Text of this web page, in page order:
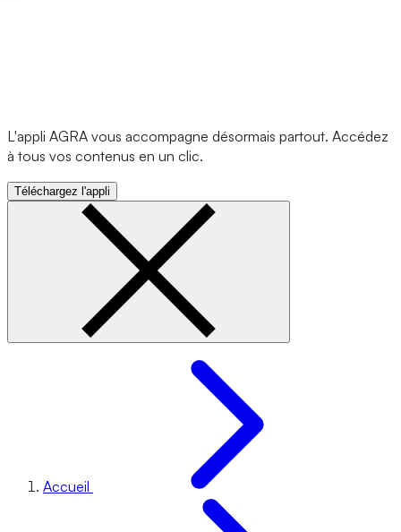
L'appli AGRA vous accompagne désormais partout. Accédez
à tous vos contenus en un clic.
Téléchargez l'appli
Accueil